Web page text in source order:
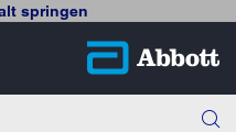
springen